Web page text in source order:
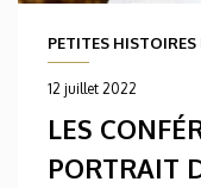
PETITES HISTOIRES
12 juillet 2022
LES
PORTRAIT